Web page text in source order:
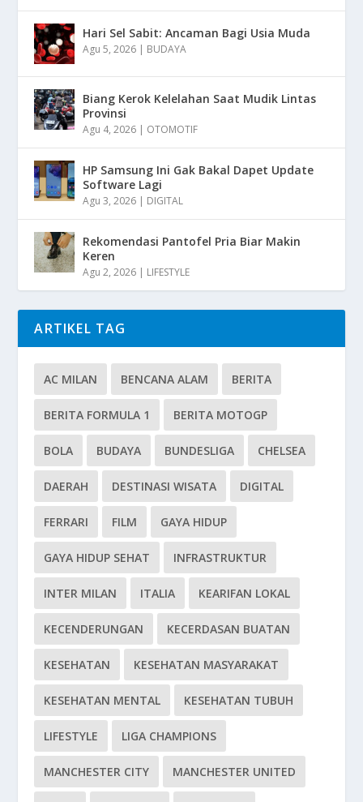
Hari Sel Sabit: Ancaman Bagi Usia Muda
Agu 5, 2026 | BUDAYA
Biang Kerok Kelelahan Saat Mudik Lintas
Provinsi
Agu 4, 2026 | OTOMOTIF
HP Samsung Ini Gak Bakal Dapet Update
Software Lagi
Agu 3, 2026 | DIGITAL
Rekomendasi Pantofel Pria Biar Makin
Keren
Agu 2, 2026 | LIFESTYLE
ARTIKEL TAG
AC MILAN BENCANA ALAM BERITA
BERITA FORMULA 1 BERITA MOTOGP
BOLA BUDAYA BUNDESLIGA CHELSEA
DAERAH DESTINASI WISATA DIGITAL
FERRARI FILM GAYA HIDUP
GAYA HIDUP SEHAT INFRASTRUKTUR
INTER MILAN ITALIA KEARIFAN LOKAL
KECENDERUNGAN KECERDASAN BUATAN
KESEHATAN KESEHATAN MASYARAKAT
KESEHATAN MENTAL KESEHATAN TUBUH
LIFESTYLE LIGA CHAMPIONS
MANCHESTER CITY MANCHESTER UNITED